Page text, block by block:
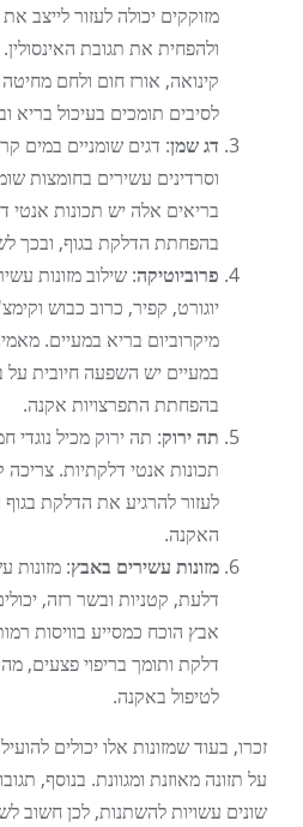
מזוקקים יכולה לעזור לייצב
ולהפחית את תגובת
קינואה, אורז חום ולחם
לסיבים תומכים בעיכול בריא
דג שמן: דגים שומניים במים
בריאים אלה יש תכונות אנטי
בהפחתת הדלקת בגוף, ובכך
פרוביוטיקה: שילוב מזונות
יוגורט, קפיר, כרוב כבוש
מיקרוביום בריא במעיים.
במעיים יש השפעה חיובית על
בהפחתת התפרצויות אקנה.
תה ירוק: תה ירוק מכיל נוגדי
תכונות אנטי דלקתיות.
לעזור להרגיע את הדלקת
האקנה.
מזונות עשירים באבץ: מזונות
דלעת, קטניות ובשר רזה,
אבץ הוכח כמסייע בוויסות
דלקת ותומך בריפוי פצעים,
לטיפול באקנה.
זכרו, בעוד שמזונות אלו יכולים
על תזונה מאוזנת ומגוונת. בנוסף,
שונים עשויות להשתנות, לכן חשוב